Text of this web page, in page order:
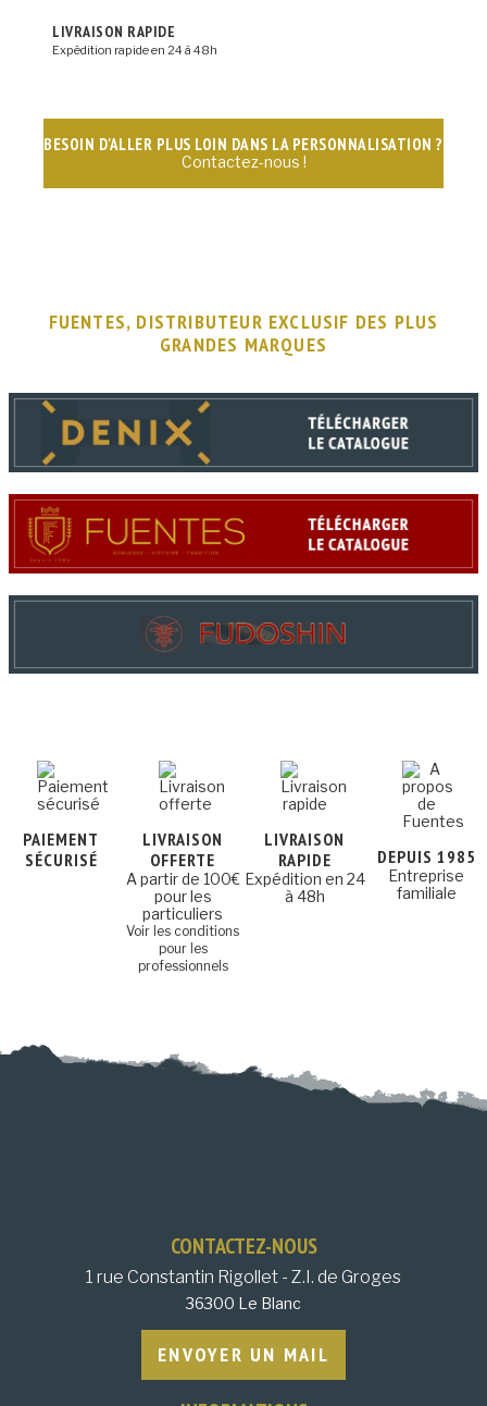
LIVRAISON RAPIDE
Expédition rapide en 24 à 48h
BESOIN D'ALLER PLUS LOIN DANS LA PERSONNALISATION ?
Contactez-nous !
FUENTES, DISTRIBUTEUR EXCLUSIF DES PLUS
GRANDES MARQUES
PAIEMENT
SÉCURISÉ
LIVRAISON
OFFERTE
A partir de 100€
pour les
particuliers
Voir les conditions
pour les
professionnels
LIVRAISON
RAPIDE
Expédition en 24
à 48h
DEPUIS 1985
Entreprise
familiale
CONTACTEZ-NOUS
1 rue Constantin Rigollet - Z.I. de Groges
36300 Le Blanc
ENVOYER UN MAIL